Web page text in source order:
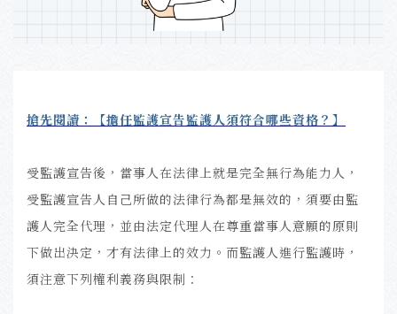
搶先閱讀：【擔任監護宣告監護人須符合哪些資格？】
受監護宣告後，當事人在法律上就是完全無行為能力人，
受監護宣告人自己所做的法律行為都是無效的，須要由監
護人完全代理，並由法定代理人在尊重當事人意願的原則
下做出決定，才有法律上的效力。而監護人進行監護時，
須注意下列權利義務與限制：